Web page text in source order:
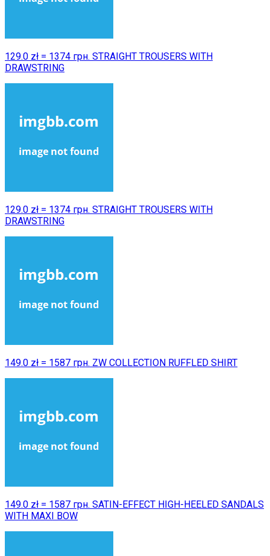
129.0 zł = 1374 грн. STRAIGHT TROUSERS WITH
DRAWSTRING
129.0 zł = 1374 грн. STRAIGHT TROUSERS WITH
DRAWSTRING
149.0 zł = 1587 грн. ZW COLLECTION RUFFLED SHIRT
149.0 zł = 1587 грн. SATIN-EFFECT HIGH-HEELED SANDALS
WITH MAXI BOW